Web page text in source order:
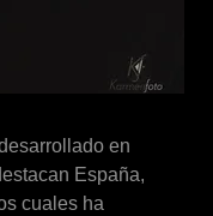
en
España,
cuales ha